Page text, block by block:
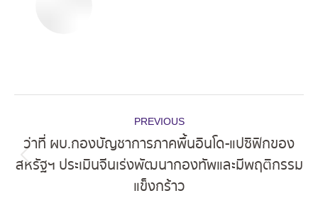
navigation
PREVIOUS
Previous
post:
ว่าที่ ผบ.กองบัญชาการภาคพื้นอินโด-แปซิฟิกของ
สหรัฐฯ ประเมินจีนเร่งพัฒนากองทัพและมีพฤติกรรม
แข็งกร้าว